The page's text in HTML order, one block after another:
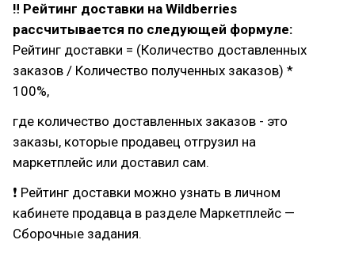
‼ Рейтинг доставки на Wildberries
рассчитывается по следующей формуле:
Рейтинг доставки = (Количество доставленных
заказов / Количество полученных заказов) *
100%,
где количество доставленных заказов - это
заказы, которые продавец отгрузил на
маркетплейс или доставил сам.
❗ Рейтинг доставки можно узнать в личном
кабинете продавца в разделе Маркетплейс —
Сборочные задания.